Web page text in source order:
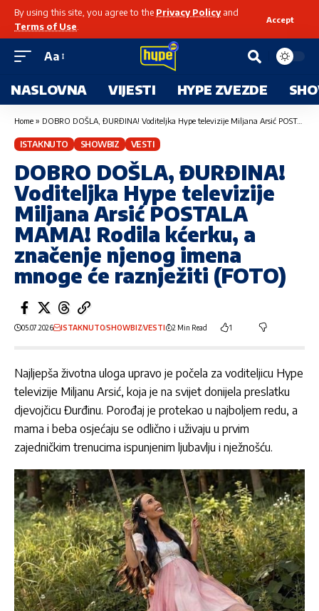
By using this site, you agree to the Privacy Policyand
Terms of Use
Accept
Aa
NASLOVNA VIJESTI HYPE ZVEZDE
Home » DOBRO DOŠLA, ĐURĐINA! Voditeljka Hype televizije Miljana Arsić POSTALA MAMA! Rodila kćerku, a značenje njenog imena mnoge će raznježiti (FOTO)
ISTAKNUTO SHOWBIZ VESTI
DOBRO DOŠLA, ĐURĐINA!
Voditeljka Hype televizije
Miljana Arsić POSTALA
MAMA! Rodila kćerku, a
značenje njenog imena
mnoge će raznježiti (FOTO)
05.07.2026 ISTAKNUTOSHOWBIZVESTI 2 Min Read 1
Najljepša životna uloga upravo je počela za voditeljicu Hype
televizije Miljanu Arsić, koja je na svijet donijela preslatku
djevojčicu Đurđinu. Porođaj je protekao u najboljem redu, a
mama i beba osjećaju se odlično i uživaju u prvim
zajedničkim trenucima ispunjenim ljubavlju i nježnošću.